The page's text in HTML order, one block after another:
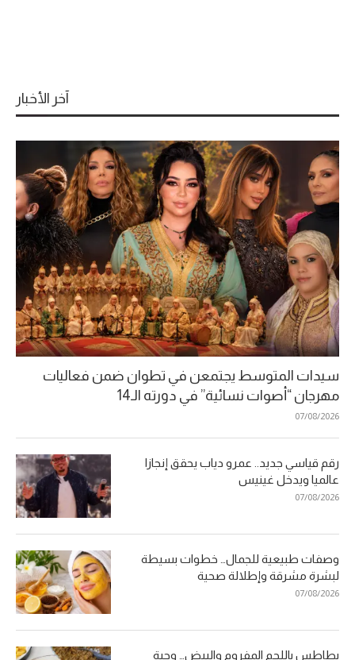
آخر الأخبار
سيدات المتوسط يجتمعن في تطوان ضمن فعاليات
مهرجان “أصوات نسائية” في دورته الـ14
07/08/2026
رقم قياسي جديد.. عمرو دياب يحقق إنجازا
عالميا ويدخل غينيس
07/08/2026
وصفات طبيعية للجمال… خطوات بسيطة
لبشرة مشرقة وإطلالة صحية
07/08/2026
بطاطس باللحم المفروم والبيض… وجبة